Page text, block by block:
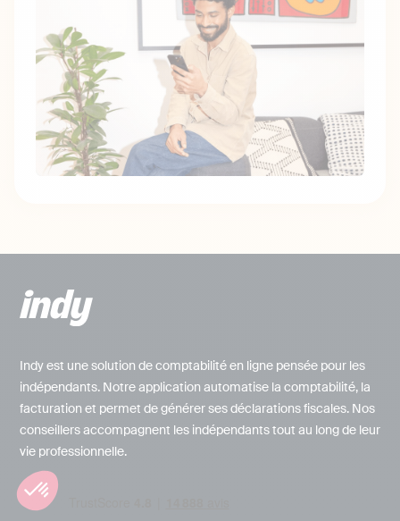
Indy est une solution de comptabilité en ligne pensée pour les
indépendants. Notre application automatise la comptabilité, la
facturation et permet de générer ses déclarations fiscales. Nos
conseillers accompagnent les indépendants tout au long de leur
vie professionnelle.